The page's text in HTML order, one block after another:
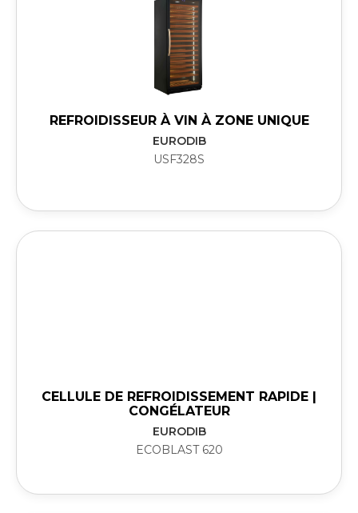
REFROIDISSEUR À VIN À ZONE UNIQUE
EURODIB
USF328S
CELLULE DE REFROIDISSEMENT RAPIDE |
CONGÉLATEUR
EURODIB
ECOBLAST 620